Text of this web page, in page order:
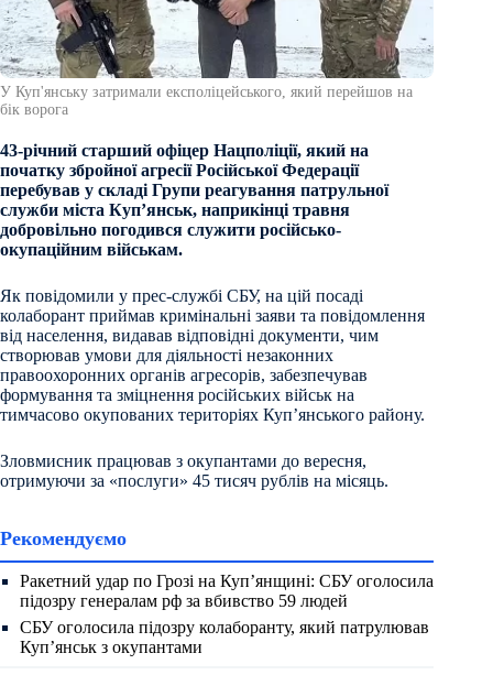
У Куп'янську затримали експоліцейського, який перейшов на
бік ворога
43-річний старший офіцер Нацполіції, який на
початку збройної агресії Російської Федерації
перебував у складі Групи реагування патрульної
служби міста Куп’янськ, наприкінці травня
добровільно погодився служити російсько-
окупаційним військам.
Як повідомили у прес-службі СБУ, на цій посаді
колаборант приймав кримінальні заяви та повідомлення
від населення, видавав відповідні документи, чим
створював умови для діяльності незаконних
правоохоронних органів агресорів, забезпечував
формування та зміцнення російських військ на
тимчасово окупованих територіях Куп’янського району.
Зловмисник працював з окупантами до вересня,
отримуючи за «послуги» 45 тисяч рублів на місяць.
Рекомендуємо
Ракетний удар по Грозі на Куп’янщині: СБУ оголосила
підозру генералам рф за вбивство 59 людей
СБУ оголосила підозру колаборанту, який патрулював
Куп’янськ з окупантами